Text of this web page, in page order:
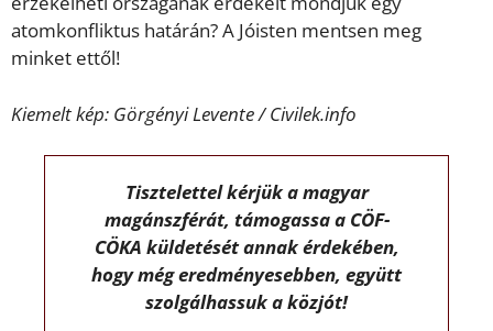
atomkonfliktus határán? A Jóisten mentsen meg
minket ettől!
Kiemelt kép: Görgényi Levente / Civilek.info
Tisztelettel kérjük a magyar
magánszférát, támogassa a CÖF-
CÖKA küldetését annak érdekében,
hogy még eredményesebben, együtt
szolgálhassuk a közjót!